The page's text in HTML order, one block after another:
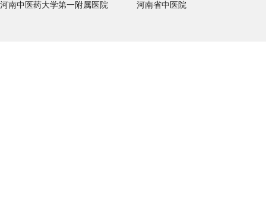
河南中医药大学第一附属医院
河南省中医院